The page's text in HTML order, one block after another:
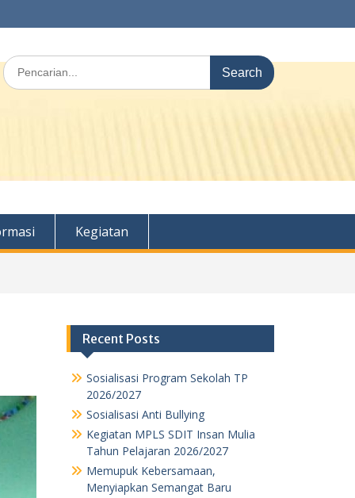
Search
for:
Kegiatan
Recent Posts
Sosialisasi Program Sekolah TP
2026/2027
Sosialisasi Anti Bullying
Kegiatan MPLS SDIT Insan Mulia
Tahun Pelajaran 2026/2027
Memupuk Kebersamaan,
Menyiapkan Semangat Baru